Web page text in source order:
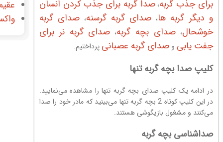
برای جذب گربه،صدا گربه برای جذب کردن انسان
و دیگر گربه ها، صدای گربه گرسنه، صدای گربه
خوشحال، صدای بچه گربه، صدای گربه نر برای
جفت یابی و صدای گربه عصبانی پرداختیم.
کلیپ صدا بچه گربه تنها
در ادامه یک کلیپ صدای بچه گربه تنها را مشاهده می‌نمایید.
در این کلیپ کوتاه 2 بچه گربه تنها می‌بینید که مادر خود را صدا
می‌کنند و مشغول بازیگوشی هستند.
صداشناسی بچه گربه